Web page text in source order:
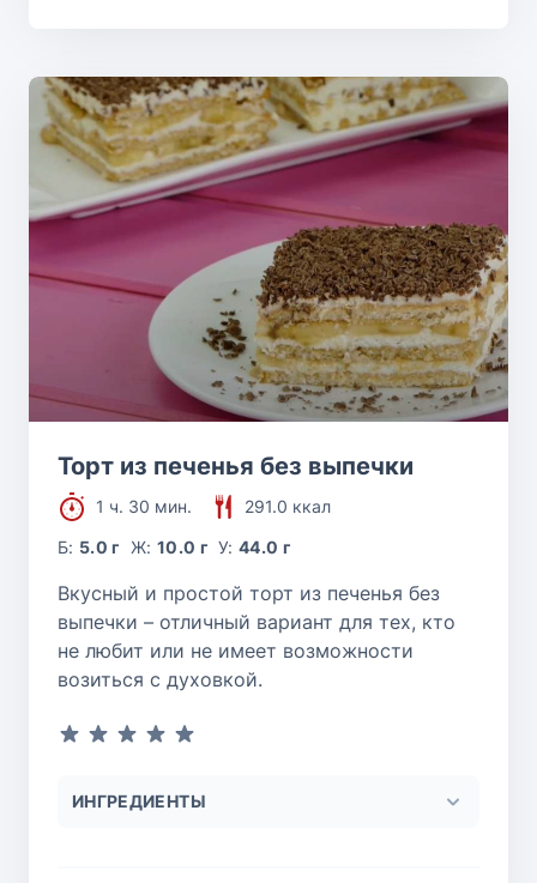
Торт из печенья без выпечки
1 ч. 30 мин.
291.0 ккал
Б: 5.0 г Ж: 10.0 г У:44.0 г
Вкусный и простой торт из печенья без
выпечки – отличный вариант для тех, кто
не любит или не имеет возможности
возиться с духовкой.
ИНГРЕДИЕНТЫ